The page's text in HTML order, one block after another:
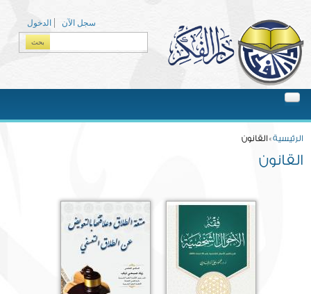
الدخول
سجل الآن
الرئيسية» القانون
القانون